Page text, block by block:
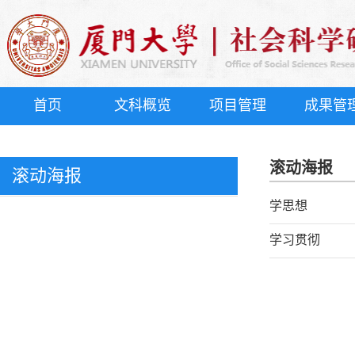
首页 文科概览 项目管理 成果管
滚动海报 滚动海报
学思想
学习贯彻